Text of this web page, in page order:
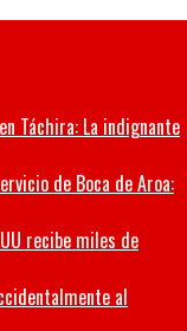
Táchira: La indignante
de Boca de Aroa:
recibe miles de
al